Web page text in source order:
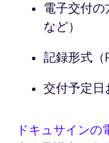
電子交付の
など）
記録形式（
交付予定日
ドキュサインの